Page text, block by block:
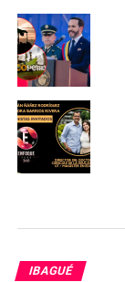
IBAGUÉ